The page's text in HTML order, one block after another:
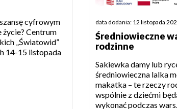
cyfrowym
Centrum
„Światowid”
14-15 listopada
data dodania: 12 listopada
Średniowieczne
rodzinne
Sakiewka damy lub
średniowieczna lalka
makatka – te rzeczy
wspólnie z dziećmi
wykonać podczas